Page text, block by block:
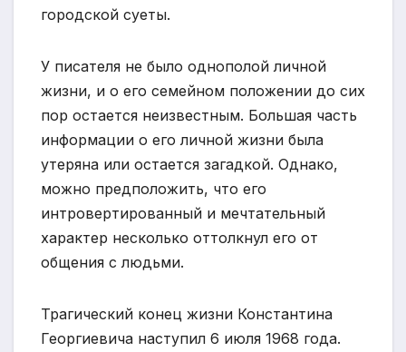
городской суеты.
У писателя не было однополой личной
жизни, и о его семейном положении до сих
пор остается неизвестным. Большая часть
информации о его личной жизни была
утеряна или остается загадкой. Однако,
можно предположить, что его
интровертированный и мечтательный
характер несколько оттолкнул его от
общения с людьми.
Трагический конец жизни Константина
Георгиевича наступил 6 июля 1968 года.